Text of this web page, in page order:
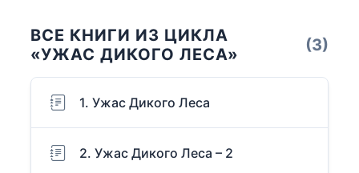
ВСЕ КНИГИ ИЗ ЦИКЛА
«УЖАС ДИКОГО ЛЕСА»
(3)
1. Ужас Дикого Леса
2. Ужас Дикого Леса – 2